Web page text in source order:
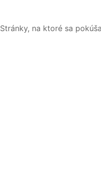
Stránky, na ktoré sa